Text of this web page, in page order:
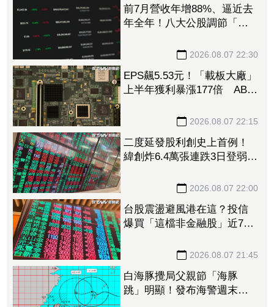
前7月營收年增88%、逼近去
年全年！八大公股調節「這
2026.08.07 22:30
EPS飆5.53元！「載板大廠」
上半年獲利暴漲177倍 ABF
2026.08.07 22:15
二度延發股利創史上首例！
緯創炸6.4萬張連跌3日登弱勢
2026.08.07 22:00
台股震盪避風港在這？投信
爆買「這檔非金融股」近7千
2026.08.07 21:45
白海豚攪局父親節「海豚
跳」明顯！發布海警週末影